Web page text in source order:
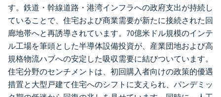
す。鉄道・幹線道路・港湾インフラへの政府支出が持続し
ていることで、住宅および商業需要が新たに接続された回
廊地帯へと再誘導されています。70億米ドル規模のインテ
ル工場を筆頭とした半導体設備投資が、産業団地および高
規格物流ハブへの安定した吸収需要に結びついています。
住宅分野のセンチメントは、初回購入者向けの政策的優遇
措置と大型戸建て住宅へのシフトに支えられ、パンデミッ